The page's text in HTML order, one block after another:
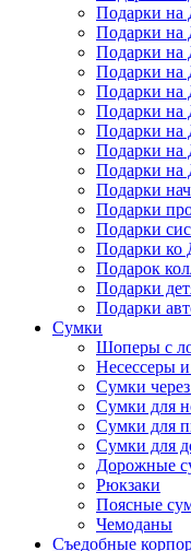
Подарки на
Подарки на
Подарки на
Подарки на
Подарки на
Подарки на
Подарки на
Подарки на
Подарки на
Подарки
Подарки
Подарки
Подарки ко
Подарок
Подарки
Подарки
Сумки
Шоперы с
Несессеры
Сумки
Сумки для
Сумки для
Сумки для
Дорожные
Рюкзаки
Поясные
Чемоданы
Съедобные